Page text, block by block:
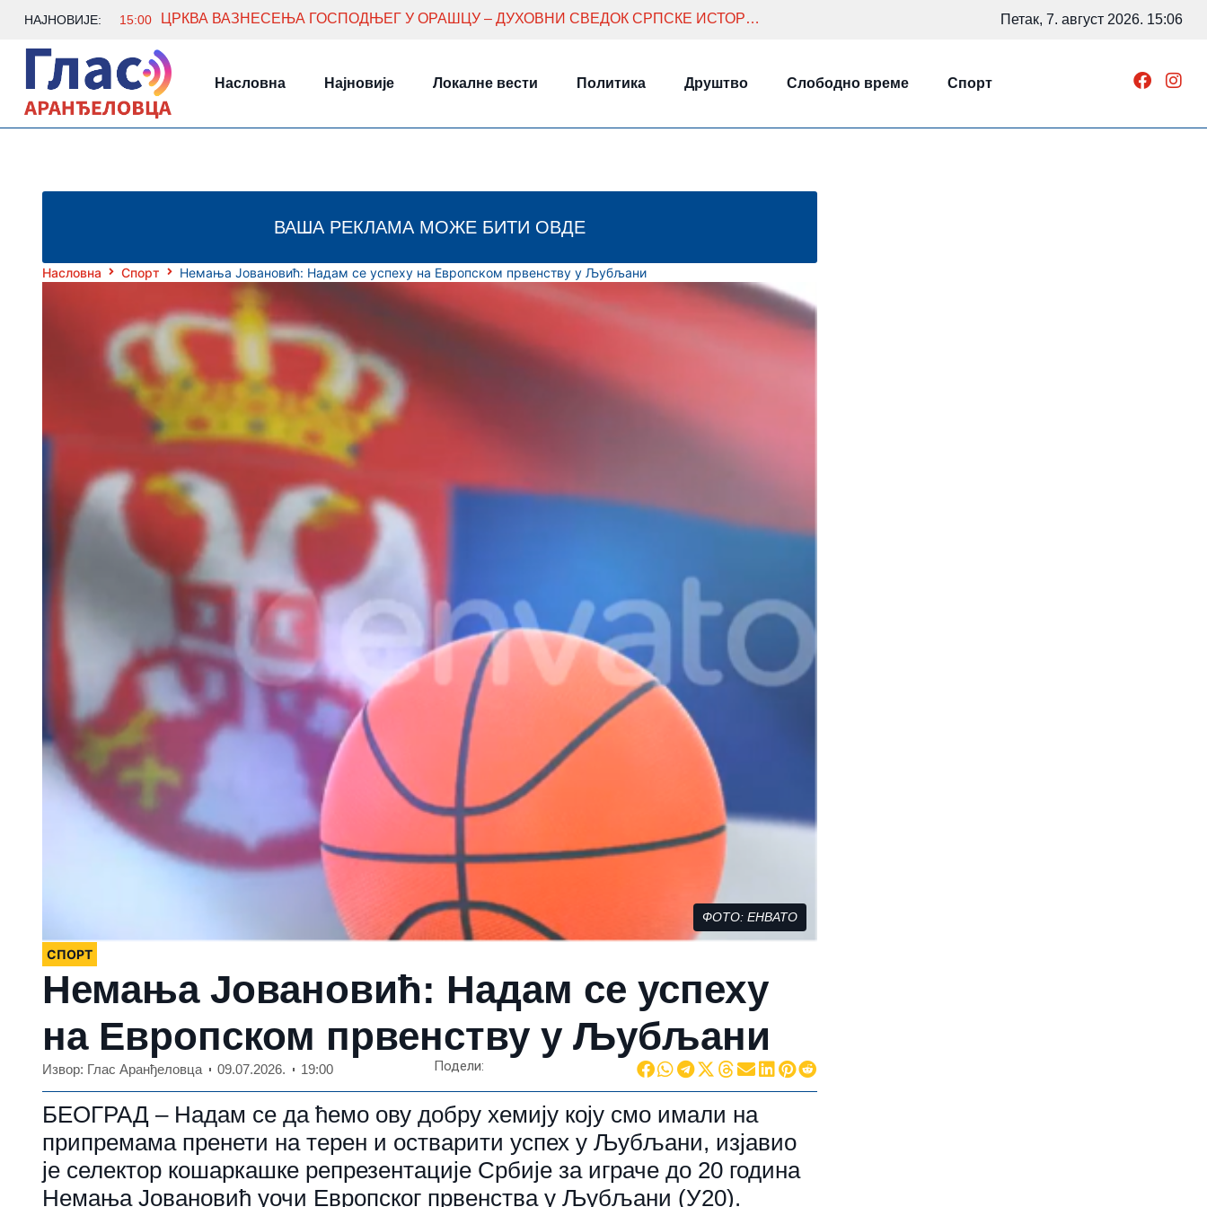
НАЈНОВИЈЕ: 15:00 ЦРКВА ВАЗНЕСЕЊА ГОСПОДЊЕГ У ОРАШЦУ – ДУХОВНИ СВЕДОК СРПСКЕ ИСТОРИЈЕ Петак, 7. август 2026. 15:06
Насловна Најновије Локалне вести Политика Друштво Слободно време Спорт
ВАША РЕКЛАМА МОЖЕ БИТИ ОВДЕ
Насловна Спорт Немања Јовановић: Надам се успеху на Европском првенству у Љубљани
ФОТО: ЕНВАТО
СПОРТ
Немања Јовановић: Надам се успеху
на Европском првенству у Љубљани
Извор: Глас Аранђеловца 09.07.2026. 19:00 Подели:
БЕОГРАД – Надам се да ћемо ову добру хемију коју смо имали на
припремама пренети на терен и остварити успех у Љубљани, изјавио
је селектор кошаркашке репрезентације Србије за играче до 20 година
Немања Јовановић уочи Европског првенства у Љубљани (У20).